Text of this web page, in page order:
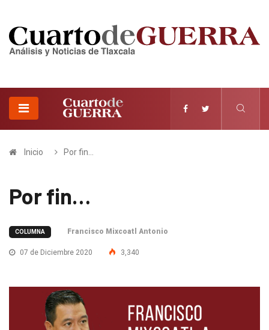
Inicio Por fin…
Por fin…
COLUMNA Francisco Mixcoatl Antonio
07 de Diciembre 2020 3,340